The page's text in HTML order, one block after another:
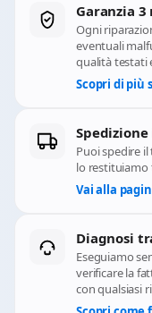
Garanzia 3
Ogni
eventuali
qualità testati
Scopri di più
Puoi spedire
lo restituiamo
Vai alla
Diagnosi
Eseguiamo
verificare la
con qualsiasi